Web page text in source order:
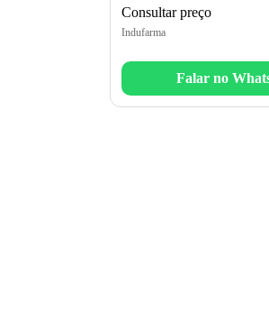
Consultar preço
Indufarma
Falar no